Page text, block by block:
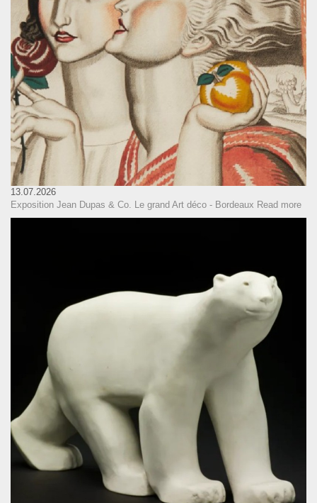
13.07.2026
Exposition Jean Dupas & Co. Le grand Art déco - Bordeaux Read more